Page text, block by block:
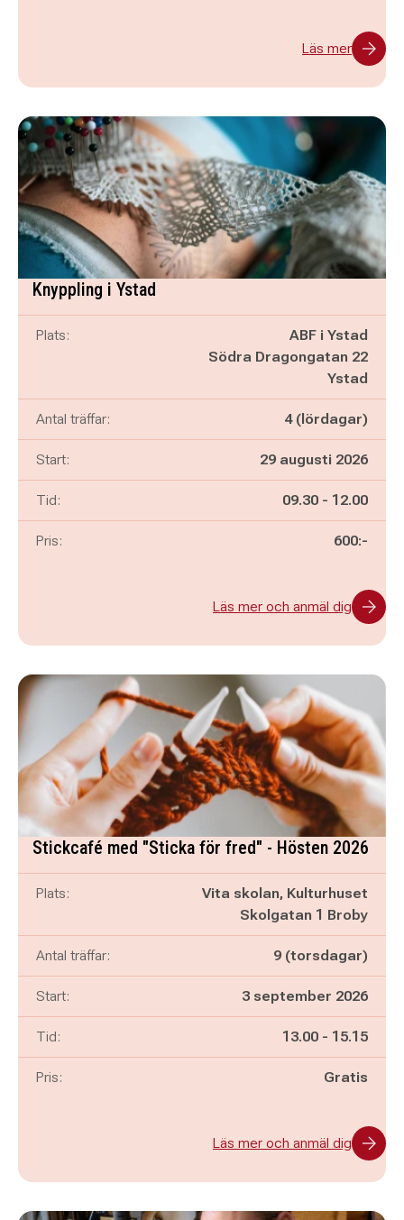
Läs mer
Knyppling i Ystad
Plats:
ABF i Ystad
Södra Dragongatan 22
Ystad
Antal träffar: 4 (lördagar)
Start: 29 augusti 2026
Tid: Pågår mellan
09.30 - och
12.00
Pris: 600:-
Läs mer och anmäl dig
Stickcafé med "Sticka för fred" - Hösten 2026
Plats:
Vita skolan, Kulturhuset
Skolgatan 1 Broby
Antal träffar: 9 (torsdagar)
Start: 3 september 2026
Tid: Pågår mellan
13.00 - och
15.15
Pris: Gratis
Läs mer och anmäl dig